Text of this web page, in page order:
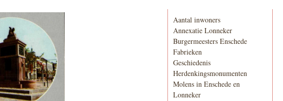
Aantal inwoners
Annexatie Lonneker
Burgermeesters Enschede
Fabrieken
Geschiedenis
Herdenkingsmonumenten
Molens in Enschede en
Lonneker